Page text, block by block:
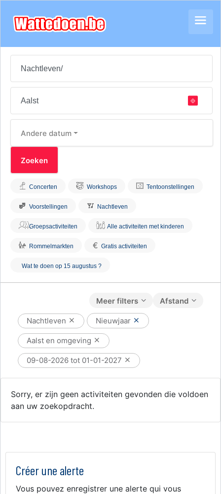
Andere datum
Concerten Workshops Tentoonstellingen
Voorstellingen Nachtleven
Groepsactiviteiten Alle activiteiten met kinderen
Rommelmarkten € Gratis activiteiten
Wat te doen op 15 augustus ?
Afstand
Meer filters
Nachtleven Nieuwjaar
Aalst en omgeving
09-08-2026 tot 01-01-2027
Sorry, er zijn geen activiteiten gevonden die voldoen
aan uw zoekopdracht.
Créer une alerte
Vous pouvez enregistrer une alerte qui vous